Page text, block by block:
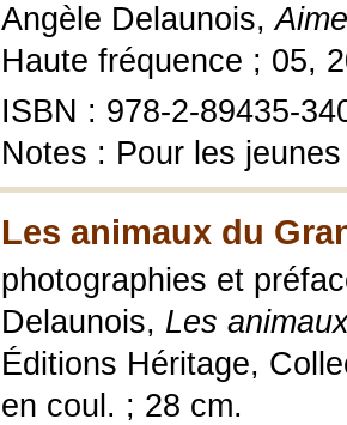
Angèle Delaunois,
Haute fréquence ; 05,
ISBN : 978-2-89435-
Notes : Pour les
Les animaux du
photographies et
Delaunois, Les
Éditions Héritage,
en coul. ; 28 cm.